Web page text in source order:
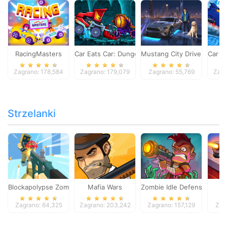
RacingMasters
Zagrano: 178,584
Car Eats Car: Dungeon Adventure
Zagrano: 179,079
Mustang City Driver
Zagrano: 55,769
Car
Strzelanki
Blockapolypse Zombie Shooter
Zagrano: 64,325
Mafia Wars
Zagrano: 203,242
Zombie Idle Defense
Zagrano: 157,129